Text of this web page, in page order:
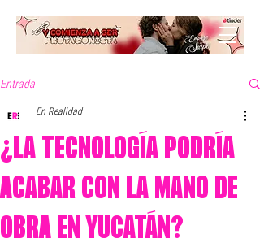
Entrada
¿LA TECNOLOGÍA PODRÍA
ACABAR CON LA MANO DE
OBRA EN YUCATÁN?
En Realidad